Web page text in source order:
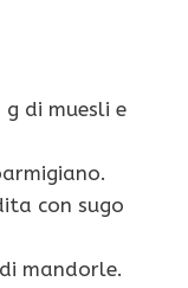
di muesli e
con sugo
mandorle.